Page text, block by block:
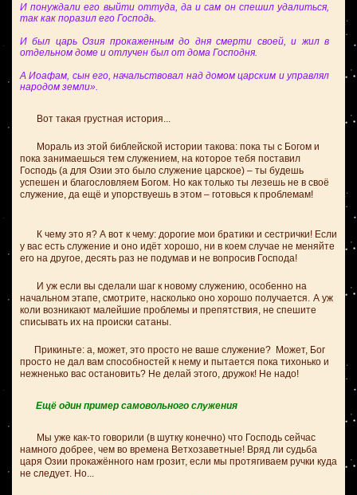
И понуждали его выйти оттуда, да и сам он спешил удалиться,
так как поразил его Господь.
И был царь Озия прокаженным до дня смерти своей, и жил в
отдельном доме и отлучен был от дома Господня.
А Иоафам, сын его, начальствовал над домом царским и управлял
народом земли».
Вот такая грустная история...
Мораль из этой библейской истории такова: пока ты с Богом и
пока занимаешься тем служением, на которое тебя поставил
Господь (а для Озии это было служение царское) – ты будешь
успешен и благословляем Богом. Но как только ты лезешь не в своё
служение, да ещё и упорствуешь в этом – готовься к проблемам!
К чему это я? А вот к чему: дорогие мои братики и сестрички! Если
у вас есть служение и оно идёт хорошо, ни в коем случае не меняйте
его на другое, десять раз не подумав и не вопросив Господа!
И уж если вы сделали шаг к новому служению, особенно на
начальном этапе, смотрите, насколько оно хорошо получается. А уж
коли возникают малейшие проблемы и препятствия, не спешите
списывать их на происки сатаны.
Прикиньте: а, может, это просто не ваше служение? Может, Бог
просто не дал вам способностей к нему и пытается пока тихонько и
нежненько вас остановить? Не делай этого, дружок! Не надо!
Ещё один пример самовольного служения
Мы уже как-то говорили (в шутку конечно) что Господь сейчас
намного добрее, чем во времена Ветхозаветные! Вряд ли судьба
царя Озии прокажённого нам грозит, если мы протягиваем ручки куда
не следует. Но...